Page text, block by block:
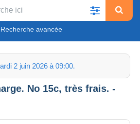
Recherche avancée
2 juin 2026 à 09:00.
No 15c, très frais. -